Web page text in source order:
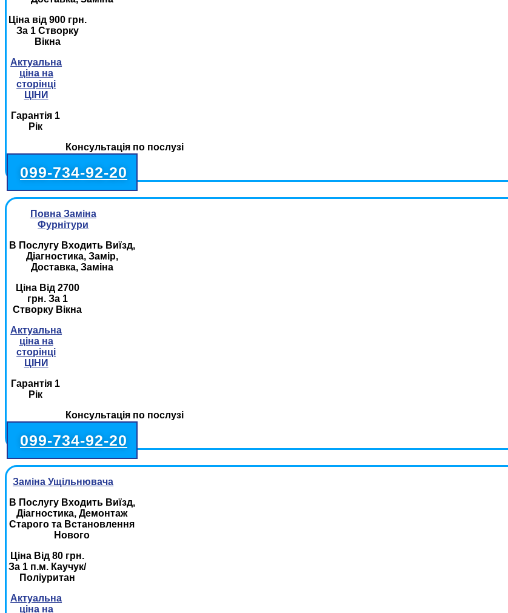
Ціна від 900 грн.
За 1 Створку
Вікна
Актуальна
ціна на
сторінці
ЦІНИ
Гарантія 1
Рік
Консультація по послузі
099-734-92-20
Повна Заміна
Фурнітури
В Послугу Входить Виїзд,
Діагностика, Замір,
Доставка, Заміна
Ціна Від 2700
грн. За 1
Створку Вікна
Актуальна
ціна на
сторінці
ЦІНИ
Гарантія 1
Рік
Консультація по послузі
099-734-92-20
Заміна Ущільнювача
В Послугу Входить Виїзд,
Діагностика, Демонтаж
Старого та Встановлення
Нового
Ціна Від 80 грн.
За 1 п.м. Каучук/
Поліуритан
Актуальна
ціна на